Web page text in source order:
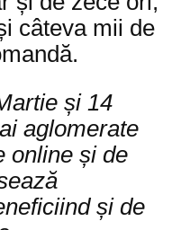
câteva mii de
și 14
aglomerate
online și de
și de